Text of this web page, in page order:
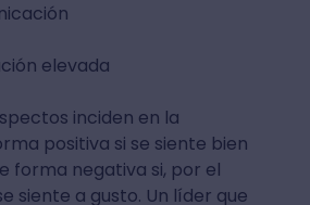
elevada
inciden en la
positiva si se siente bien
forma negativa si, por el
siente a gusto. Un líder que